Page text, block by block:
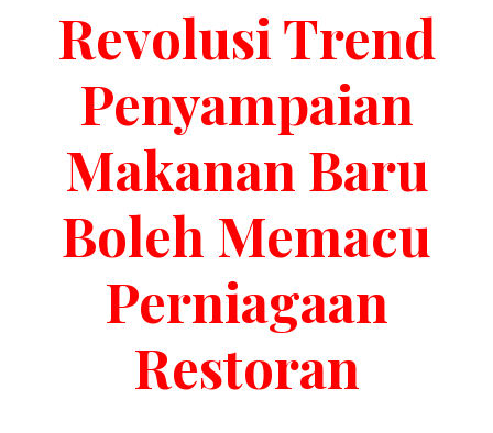
Revolusi Trend
Penyampaian
Makanan Baru
Boleh Memacu
Perniagaan
Restoran